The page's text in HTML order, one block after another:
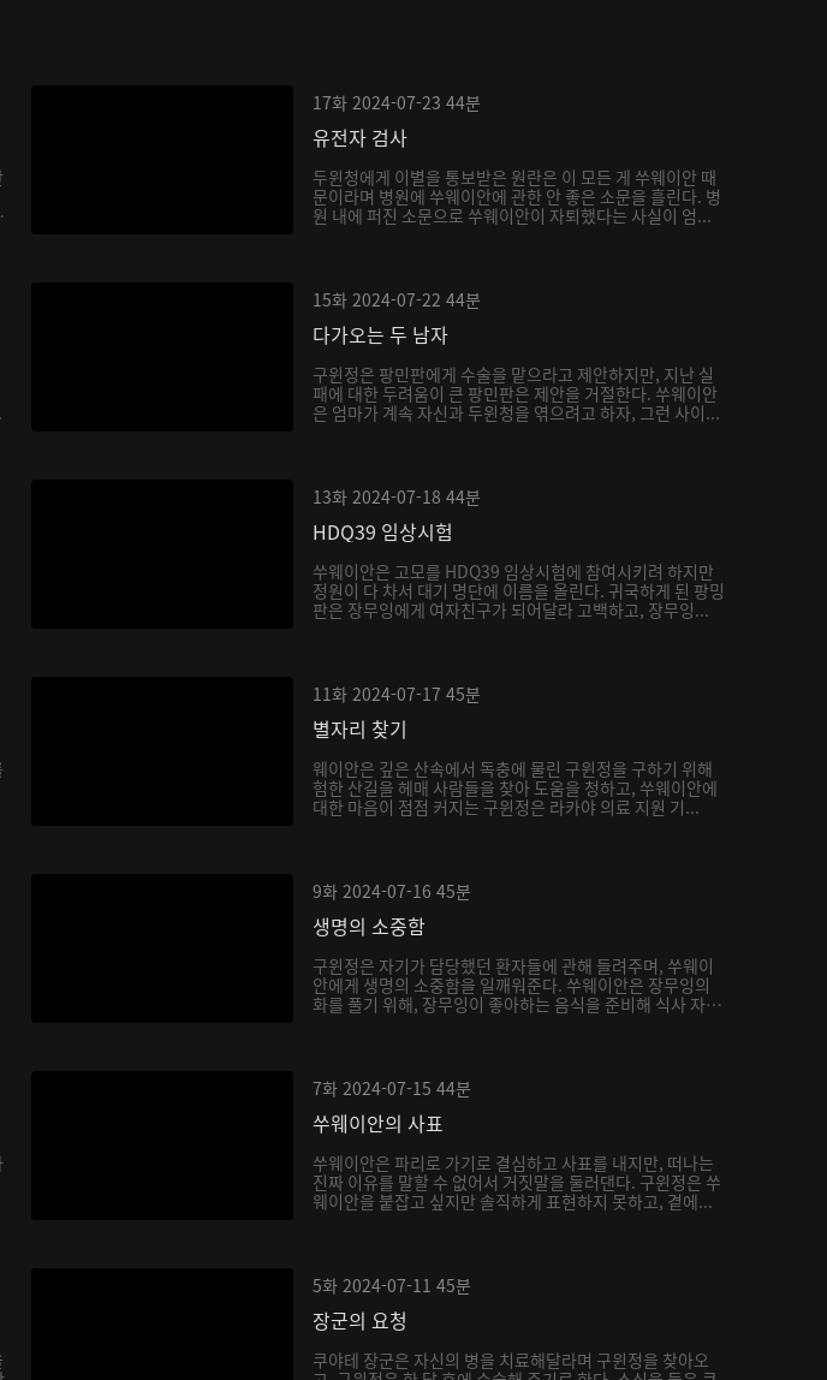
17화 2024-07-23 44분
유전자 검사
두윈청에게 이별을 통보받은 원란은 이 모든 게 쑤웨이안 때
문이라며 병원에 쑤웨이안에 관한 안 좋은 소문을 흘린다. 병
원 내에 퍼진 소문으로 쑤웨이안이 자퇴했다는 사실이 엄...
15화 2024-07-22 44분
다가오는 두 남자
구윈정은 팡민판에게 수술을 맡으라고 제안하지만, 지난 실
패에 대한 두려움이 큰 팡민판은 제안을 거절한다. 쑤웨이안
은 엄마가 계속 자신과 두윈청을 엮으려고 하자, 그런 사이...
13화 2024-07-18 44분
HDQ39 임상시험
쑤웨이안은 고모를 HDQ39 임상시험에 참여시키려 하지만
정원이 다 차서 대기 명단에 이름을 올린다. 귀국하게 된 팡밍
판은 장무잉에게 여자친구가 되어달라 고백하고, 장무잉...
11화 2024-07-17 45분
별자리 찾기
웨이안은 깊은 산속에서 독충에 물린 구윈정을 구하기 위해
험한 산길을 헤매 사람들을 찾아 도움을 청하고, 쑤웨이안에
대한 마음이 점점 커지는 구윈정은 라카야 의료 지원 기...
9화 2024-07-16 45분
생명의 소중함
구윈정은 자기가 담당했던 환자들에 관해 들려주며, 쑤웨이
안에게 생명의 소중함을 일깨워준다. 쑤웨이안은 장무잉의
화를 풀기 위해, 장무잉이 좋아하는 음식을 준비해 식사 자
7화 2024-07-15 44분
쑤웨이안의 사표
쑤웨이안은 파리로 가기로 결심하고 사표를 내지만, 떠나는
진짜 이유를 말할 수 없어서 거짓말을 둘러댄다. 구윈정은 쑤
웨이안을 붙잡고 싶지만 솔직하게 표현하지 못하고, 곁에...
5화 2024-07-11 45분
장군의 요청
쿠야테 장군은 자신의 병을 치료해달라며 구윈정을 찾아오